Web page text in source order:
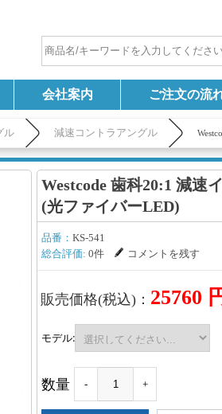
会社案内 ご注文の流
ル 減速コントラアングル
Westcode 歯科20:1 減速
(光ファイバーLED)
品番： KS-541
総合評価: 0件 コメントを残す
販売価格(税込)： 25760
モデル:
数量 - +